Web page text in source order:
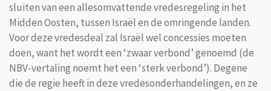
sluiten van een allesomvattende vredesregeling in het
Midden Oosten, tussen Israël en de omringende landen.
Voor deze vredesdeal zal Israël wel concessies moeten
doen, want het wordt een ‘zwaar verbond’ genoemd (de
NBV-vertaling noemt het een ‘sterk verbond’). Degene
die de regie heeft in deze vredesonderhandelingen, en ze